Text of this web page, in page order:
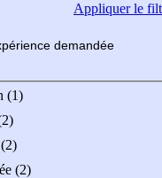
Appliquerle
demandée
(1)
(2)